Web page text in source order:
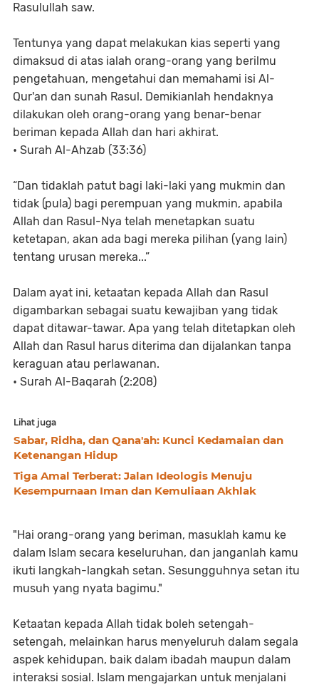
Rasulullah saw.
Tentunya yang dapat melakukan kias seperti yang
dimaksud di atas ialah orang-orang yang berilmu
pengetahuan, mengetahui dan memahami isi Al-
Qur'an dan sunah Rasul. Demikianlah hendaknya
dilakukan oleh orang-orang yang benar-benar
beriman kepada Allah dan hari akhirat.
• Surah Al-Ahzab (33:36)
“Dan tidaklah patut bagi laki-laki yang mukmin dan
tidak (pula) bagi perempuan yang mukmin, apabila
Allah dan Rasul-Nya telah menetapkan suatu
ketetapan, akan ada bagi mereka pilihan (yang lain)
tentang urusan mereka...”
Dalam ayat ini, ketaatan kepada Allah dan Rasul
digambarkan sebagai suatu kewajiban yang tidak
dapat ditawar-tawar. Apa yang telah ditetapkan oleh
Allah dan Rasul harus diterima dan dijalankan tanpa
keraguan atau perlawanan.
• Surah Al-Baqarah (2:208)
Lihat juga
Sabar, Ridha, dan Qana'ah: Kunci Kedamaian dan
Ketenangan Hidup
Tiga Amal Terberat: Jalan Ideologis Menuju
Kesempurnaan Iman dan Kemuliaan Akhlak
"Hai orang-orang yang beriman, masuklah kamu ke
dalam Islam secara keseluruhan, dan janganlah kamu
ikuti langkah-langkah setan. Sesungguhnya setan itu
musuh yang nyata bagimu."
Ketaatan kepada Allah tidak boleh setengah-
setengah, melainkan harus menyeluruh dalam segala
aspek kehidupan, baik dalam ibadah maupun dalam
interaksi sosial. Islam mengajarkan untuk menjalani